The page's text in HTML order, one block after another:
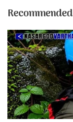
Recommended